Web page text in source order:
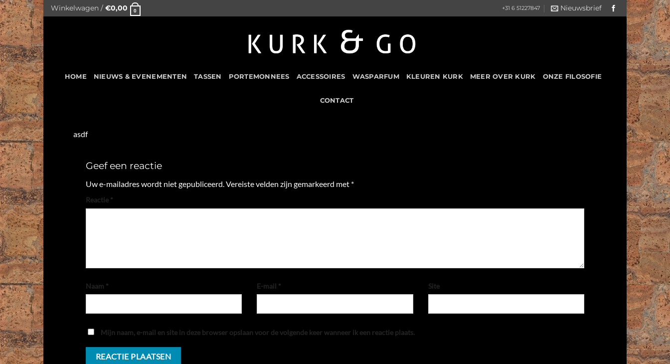
Skip
to
content
Winkelwagen / €0,00 0 +31 6 51227847 Nieuwsbrief
HOME NIEUWS & EVENEMENTEN TASSEN PORTEMONNEES ACCESSOIRES WASPARFUM KLEUREN KURK MEER OVER KURK ONZE FILOSOFIE
CONTACT
asdf
Geef een reactie
Uw e-mailadres wordt niet gepubliceerd.Vereiste velden zijn gemarkeerd met *
Reactie *
Naam * E-mail * Site
Mijn naam, e-mail en site in deze browser opslaan voor de volgende keer wanneer ik een reactie plaats.